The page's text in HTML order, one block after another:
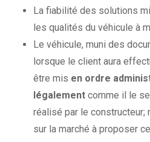
La fiabilité des solutions
les qualités du véhicule à
Le véhicule, muni des
lorsque le client aura
être mis en ordre
légalement comme il le
réalisé par le
sur la marché à proposer